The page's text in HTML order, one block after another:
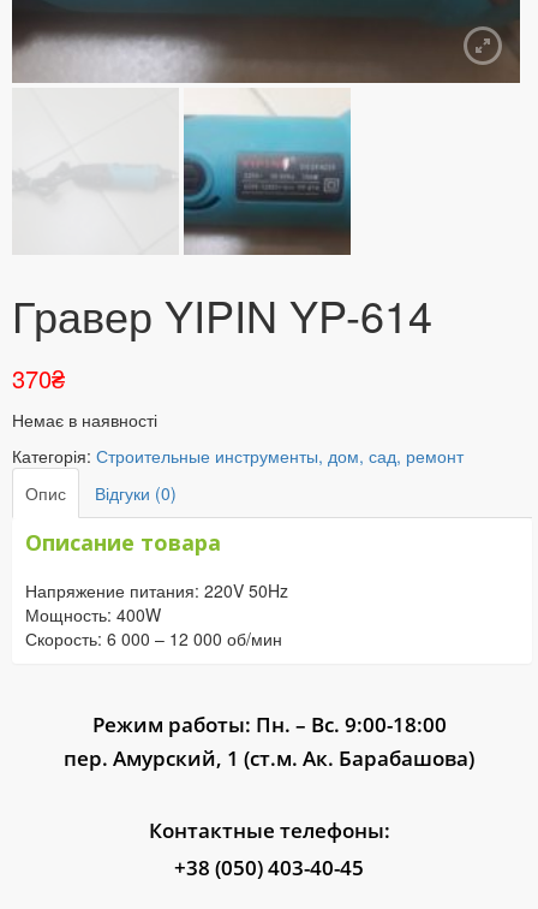
Гравер YIPIN YP-614
370₴
Немає в наявності
Категорія: Строительные инструменты, дом, сад, ремонт
Опис
Відгуки (0)
Описание товара
Напряжение питания: 220V 50Hz
Мощность: 400W
Скорость: 6 000 – 12 000 об/мин
Режим работы: Пн. – Вс. 9:00-18:00
пер. Амурский, 1 (ст.м. Ак. Барабашова)
Контактные телефоны:
+38 (050) 403-40-45